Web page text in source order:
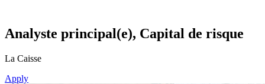
Analyste principal(e), Capital de risque
La Caisse
Apply